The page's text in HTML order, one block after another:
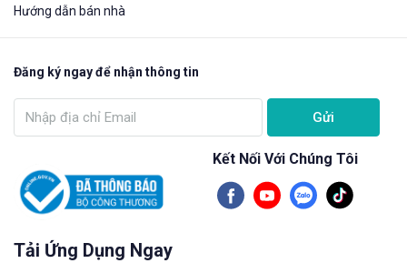
Hướng dẫn bán nhà
Đăng ký ngay để nhận thông tin
Gửi
Kết Nối Với Chúng Tôi
Tải Ứng Dụng Ngay